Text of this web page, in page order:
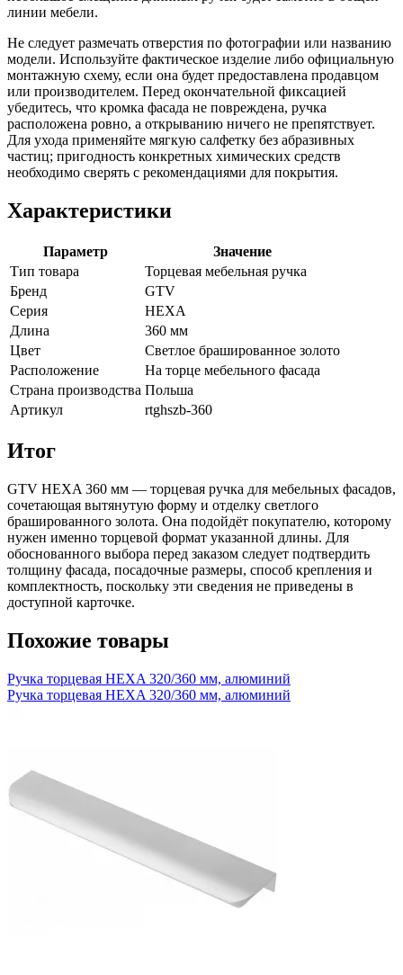
линии мебели.
Не следует размечать отверстия по фотографии или названию
модели. Используйте фактическое изделие либо официальную
монтажную схему, если она будет предоставлена продавцом
или производителем. Перед окончательной фиксацией
убедитесь, что кромка фасада не повреждена, ручка
расположена ровно, а открыванию ничего не препятствует.
Для ухода применяйте мягкую салфетку без абразивных
частиц; пригодность конкретных химических средств
необходимо сверять с рекомендациями для покрытия.
Характеристики
Параметр
Значение
Тип товара
Торцевая мебельная ручка
Бренд
GTV
Серия
HEXA
Длина
360 мм
Цвет
Светлое брашированное золото
Расположение
На торце мебельного фасада
Страна производства Польша
Артикул
rtghszb-360
Итог
GTV HEXA 360 мм — торцевая ручка для мебельных фасадов,
сочетающая вытянутую форму и отделку светлого
брашированного золота. Она подойдёт покупателю, которому
нужен именно торцевой формат указанной длины. Для
обоснованного выбора перед заказом следует подтвердить
толщину фасада, посадочные размеры, способ крепления и
комплектность, поскольку эти сведения не приведены в
доступной карточке.
Похожие товары
Ручка торцевая HEXA 320/360 мм, алюминий
Ручка торцевая HEXA 320/360 мм, алюминий